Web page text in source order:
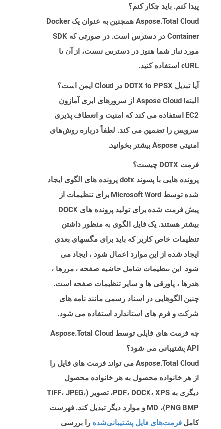
پیدا کنم. باید چکار کنم؟
Aspose.Total Cloud همچنین به عنوان یک Docker
Container در دسترس است. در صورتی که SDK
مورد نیاز شما هنوز در دسترس نیست، از آن با
cURL استفاده کنید.
آیا تبدیل DOTX to PPSX در Cloud ایمن است؟
البته! Aspose Cloud از سرورهای ابری آمازون
EC2 استفاده می کند که امنیت و انعطاف پذیری
سرویس را تضمین می کند. لطفاً درباره روش‌های
امنیتی Aspose بیشتر بخوانید.
فرمت DOTX چیست؟
پرونده هایی با پسوند dotx پرونده های الگوی ایجاد
شده توسط Microsoft Word برای تنظیمات از
پیش فرمت شده برای تولید پرونده های DOCX
بیشتر هستند. یک فایل الگوی به منظور داشتن
تنظیمات خاص کاربر که باید برای مگسهای بعدی
ایجاد شده از این موارد اعمال شود ، ایجاد می
شود. این تنظیمات شامل حاشیه صفحه ، مرزها ،
هدرها ، پاورقی ها و سایر تنظیمات صفحه است.
چنین الگوهایی در اسناد رسمی مانند نامه های
شرکت و فرم های استاندارد استفاده می شود.
چه فرمت های فایلی توسط Aspose.Total Cloud
API پشتیبانی می شود؟
Aspose.Total Cloud می تواند فرمت های فایل را
از هر خانواده محصول به هر خانواده محصول
دیگری به PDF، DOCX، XPS، تصویر (TIFF، JPEG،
PNG BMP)، MD و موارد دیگر تبدیل کند. فهرست
کامل فرمت‌های فایل پشتیبانی‌شده را بررسی